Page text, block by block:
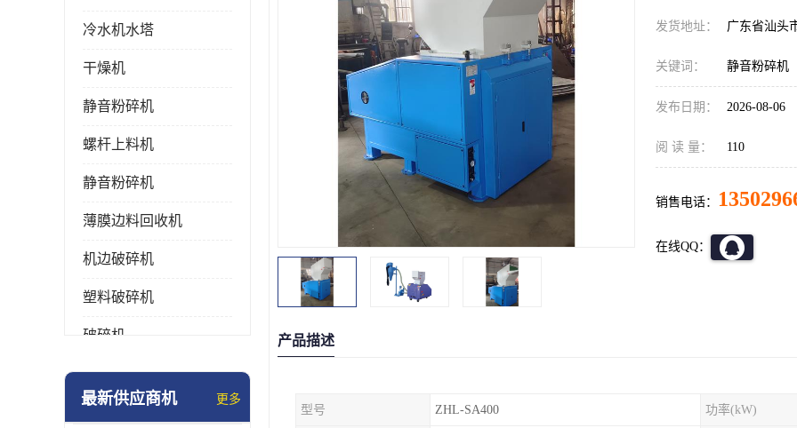
冷水机水塔
干燥机
静音粉碎机
螺杆上料机
静音粉碎机
薄膜边料回收机
机边破碎机
塑料破碎机
破碎机
强力粉碎机
最新供应商机 更多
发货地址： 广东省汕头
关键词： 静音粉碎机
发布日期： 2026-08-06
阅 读 量： 110
销售电话：
在线QQ：
产品描述
型号 ZHL-SA400 功率(kW)